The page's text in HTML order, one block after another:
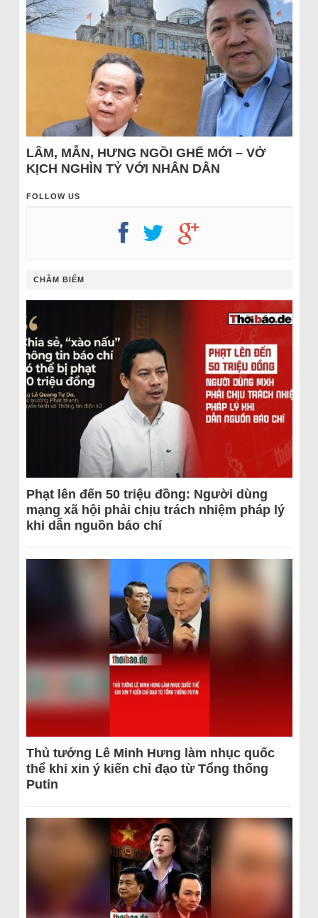
LÂM, MẪN, HƯNG NGỒI GHẾ MỚI – VỞ
KỊCH NGHÌN TỶ VỚI NHÂN DÂN
FOLLOW US
CHÂM BIẾM
Phạt lên đến 50 triệu đồng: Người dùng
mạng xã hội phải chịu trách nhiệm pháp lý
khi dẫn nguồn báo chí
Thủ tướng Lê Minh Hưng làm nhục quốc
thể khi xin ý kiến chỉ đạo từ Tổng thống
Putin